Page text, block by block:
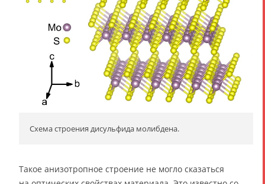
Схема строения дисульфида молибдена.
Такое анизотропное строение не могло сказаться